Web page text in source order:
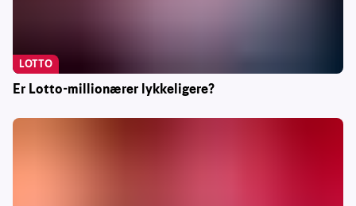
Er Lotto-millionærer lykkeligere?
LOTTO